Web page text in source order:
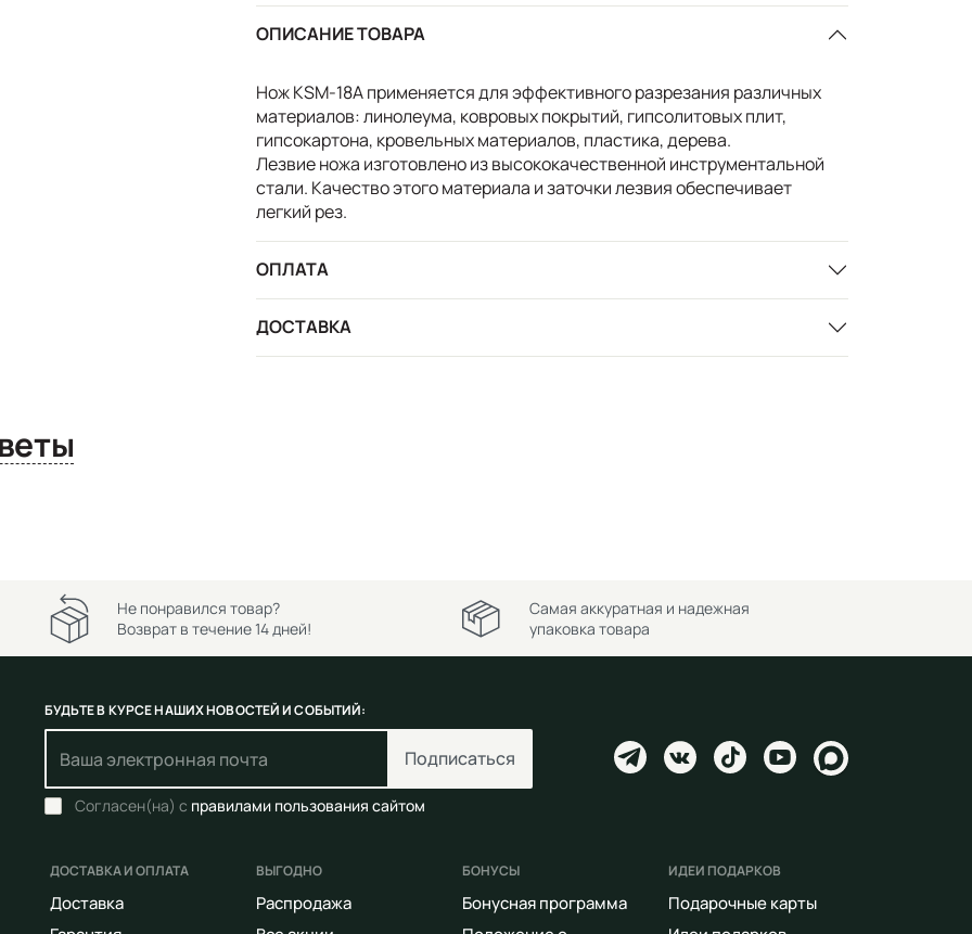
ОПИСАНИЕ ТОВАРА
Нож KSM-18A применяется для эффективного разрезания различных
материалов: линолеума, ковровых покрытий, гипсолитовых плит,
гипсокартона, кровельных материалов, пластика, дерева.
Лезвие ножа изготовлено из высококачественной инструментальной
стали. Качество этого материала и заточки лезвия обеспечивает
легкий рез.
ОПЛАТА
ДОСТАВКА
и ответы
Не понравился товар?
Возврат в течение 14 дней!
Самая аккуратная и надежная
упаковка товара
БУДЬТЕ В КУРСЕ НАШИХ НОВОСТЕЙ И СОБЫТИЙ:
Подписаться
Согласен(на) с правилами пользования сайтом
ДОСТАВКА И ОПЛАТА
Доставка
ВЫГОДНО
Распродажа
БОНУСЫ
Бонусная программа
ИДЕИ ПОДАРКОВ
Подарочные карты